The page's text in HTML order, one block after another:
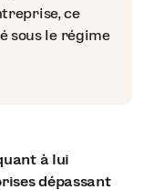
ce
sous le régime
à lui
dépassant